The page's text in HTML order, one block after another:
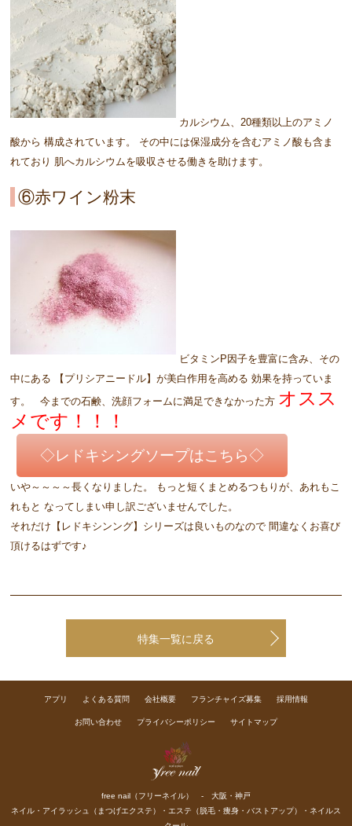
カルシウム、20種類以上のアミノ
酸から 構成されています。 その中には保湿成分を含むアミノ酸も含ま
れており 肌へカルシウムを吸収させる働きを助けます。
⑥赤ワイン粉末
ビタミンP因子を豊富に含み、その
中にある 【プリシアニードル】が美白作用を高める 効果を持っていま
す。 今までの石鹸、洗顔フォームに満足できなかった方 オスス
メです！！！
◇レドキシングソープはこちら◇
いや～～～～長くなりました。 もっと短くまとめるつもりが、あれもこ
れもと なってしまい申し訳ございませんでした。
それだけ【レドキシンング】シリーズは良いものなので 間違なくお喜び
頂けるはずです♪
特集一覧に戻る
アプリ よくある質問 会社概要 フランチャイズ募集 採用情報
お問い合わせ プライバシーポリシー サイトマップ
free nail（フリーネイル） - 大阪・神戸
ネイル・ アイラッシュ（まつげエクステ） ・ エステ（脱毛・痩身・バストアップ） ・ ネイルス